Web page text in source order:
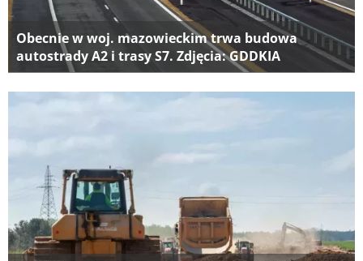
Obecnie w woj. mazowieckim trwa budowa
autostrady A2 i trasy S7. Zdjęcia: GDDKIA